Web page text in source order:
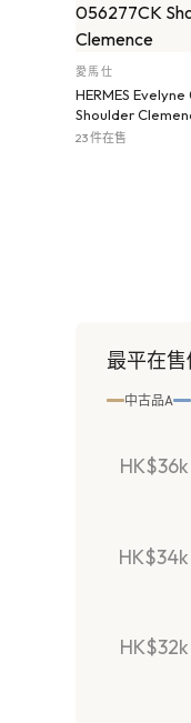
愛馬仕
HERMES
Shoulder
23 件在售
最平在
中古品A
HK$32k
HK$34k
HK$36k